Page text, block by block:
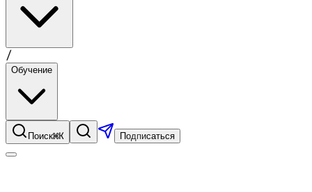
/
Обучение
Поиск⌘K Подписаться